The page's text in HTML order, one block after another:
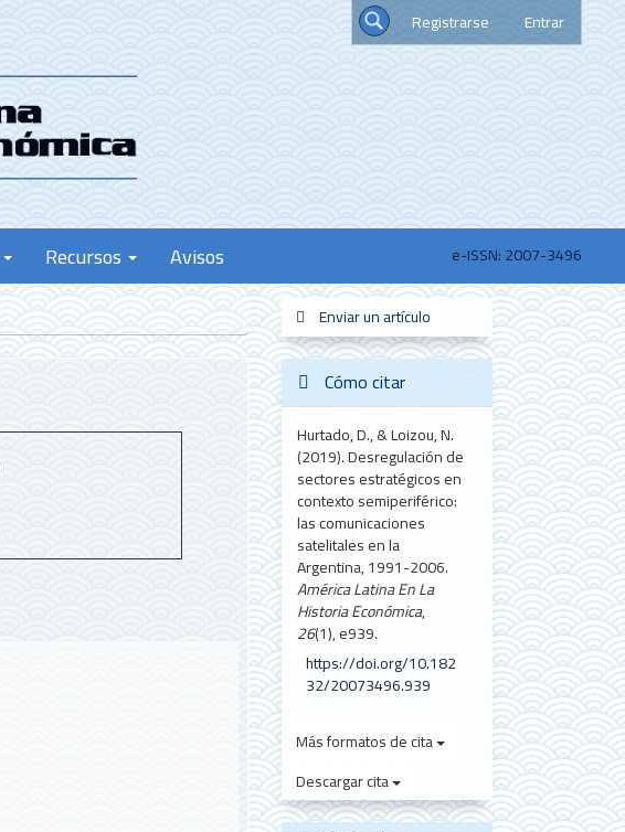
Registrarse Entrar
Recursos Avisos e-ISSN: 2007-3496
un
artículo
Enviar un artículo
Cómo citar
Hurtado, D., & Loizou, N.
(2019). Desregulación de
sectores estratégicos en
contexto semiperiférico:
las comunicaciones
satelitales en la
Argentina, 1991-2006.
América Latina En La
Historia Económica,
26(1), e939.
https://doi.org/10.182
32/20073496.939
Más formatos de cita
Descargar cita
sistemas_informacion
new_scimago
redes